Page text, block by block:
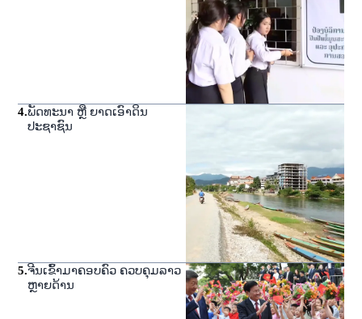
4.ພັດທະນາ ຫຼື ຍາດເອົາດິນ
ປະຊາຊົນ
5.ຈີນເຂົ້າມາຄອບຄົວ ຄວບຄຸມລາວ
ຫຼາຍດ້ານ